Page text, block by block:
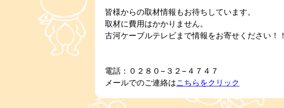
皆様からの取材情報もお待ちしています。
取材に費用はかかりません。
古河ケーブルテレビまで情報をお寄せください！！
電話：０２８０−３２−４７４７
メールでのご連絡はこちらをクリック